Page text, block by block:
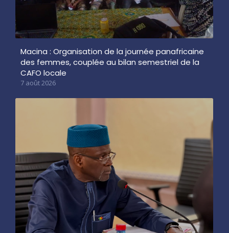
Macina : Organisation de la journée panafricaine
des femmes, couplée au bilan semestriel de la
CAFO locale
7 août 2026